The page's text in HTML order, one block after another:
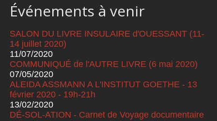
Événements à venir
SALON DU LIVRE INSULAIRE d'OUESSANT (11-
14 juillet 2020)
11/07/2020
COMMUNIQUÉ de l'AUTRE LIVRE (6 mai 2020)
07/05/2020
ALEIDA ASSMANN A L'INSTITUT GOETHE - 13
février 2020 - 19h-21h
13/02/2020
DÉ-SOL-ATION - Carnet de Voyage documentaire